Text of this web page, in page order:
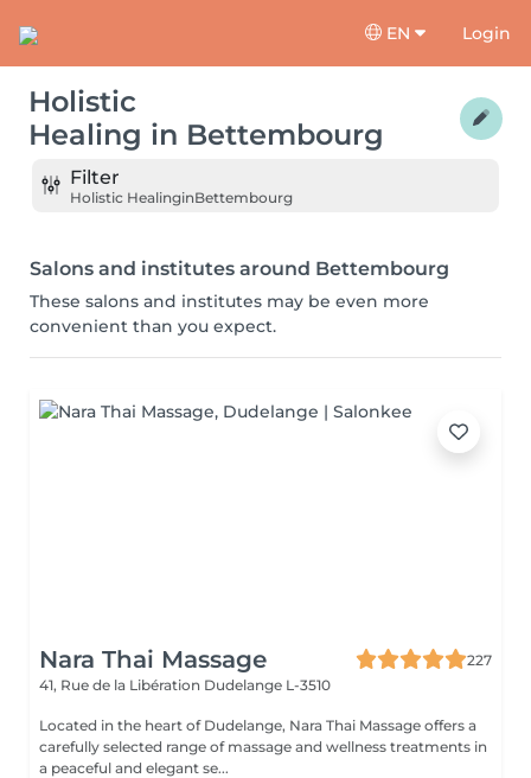
EN Login
Holistic
Healing in Bettembourg
Filter
Holistic HealinginBettembourg
Salons and institutes around Bettembourg
These salons and institutes may be even more
convenient than you expect.
Nara Thai Massage
227
41, Rue de la Libération Dudelange L-3510
Located in the heart of Dudelange, Nara Thai Massage offers a
carefully selected range of massage and wellness treatments in
a peaceful and elegant se...